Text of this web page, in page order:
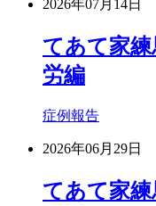
2026年07月14日
てあて家
労編
症例報告
2026年06月29日
てあて家